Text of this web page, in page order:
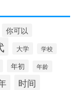
你可以
大学 学校
年初 年龄
时间